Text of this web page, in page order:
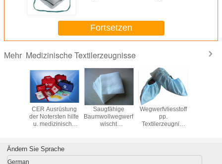
Fortsetzen
Mehr Medizinische Textilerzeugnisse
CER Ausrüstung
der Notersten hilfe
u. medizinische
im Freien
Saugfähige
Baumwollwegwerfgaze
wischt
Wegwerfvliesstoff
pp.
Textilerzeugnis-
Shoecover
Ändern Sie Sprache
German